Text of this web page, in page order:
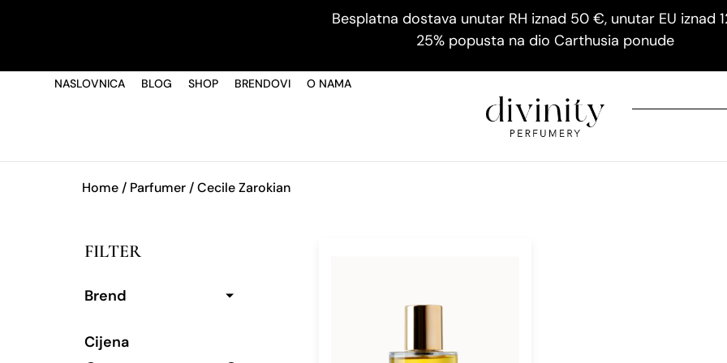
Besplatna dostava unutar RH iznad 50 €, unutar EU iznad
25% popusta na dio Carthusia ponude
NASLOVNICA BLOG SHOP BRENDOVI O NAMA
Home/ Parfumer / Cecile Zarokian
FILTER
Brend
Cijena